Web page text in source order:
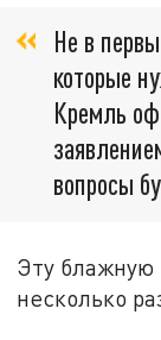
Не в
которые
Кремль
вопросы
Эту
несколько